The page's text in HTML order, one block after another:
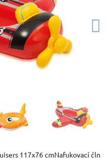
117x76 cmNafukovací čln